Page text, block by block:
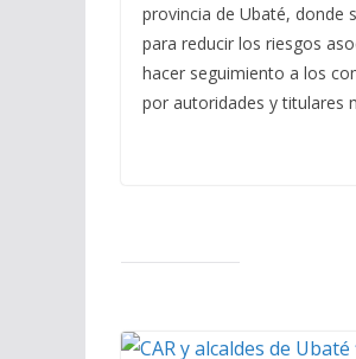
provincia de Ubaté, donde
para reducir los riesgos
hacer seguimiento a los
por autoridades y titulares